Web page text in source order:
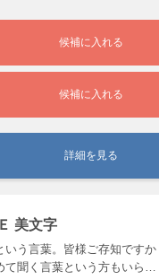
候補に入れる
候補に入れる
詳細を見る
美文字
いう言葉。皆様ご存知です
て聞く言葉という方もいら…